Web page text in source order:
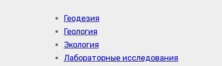
Геодезия
Геология
Экология
Лабораторные исследования